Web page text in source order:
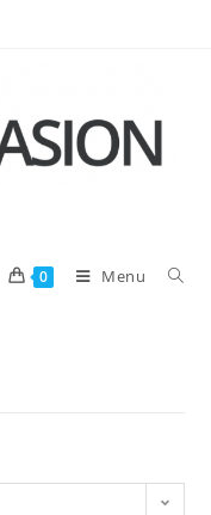
0 Menu